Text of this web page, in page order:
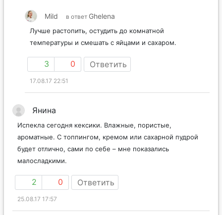
Mild в ответ Ghelena
Лучше растопить, остудить до комнатной
температуры и смешать с яйцами и сахаром.
3 0 Ответить
17.08.17 22:51
Янина
Испекла сегодня кексики. Влажные, пористые,
ароматные. С топпингом, кремом или сахарной пудрой
будет отлично, сами по себе – мне показались
малосладкими.
2 0 Ответить
25.08.17 17:57